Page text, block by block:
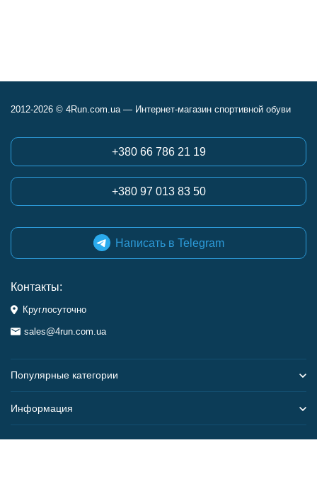
2012-2026 © 4Run.com.ua — Интернет-магазин спортивной обуви
+380 66 786 21 19
+380 97 013 83 50
Написать в Telegram
Контакты:
Круглосуточно
sales@4run.com.ua
Популярные категории
Информация